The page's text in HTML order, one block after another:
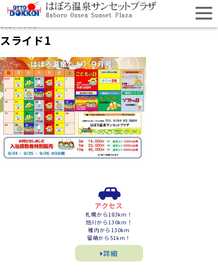
スライド1
アクセス
札幌から183km！
旭川から130km！
稚内から130km
留萌から51km！
詳細